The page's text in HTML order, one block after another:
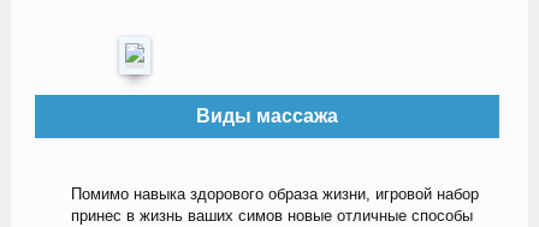
Виды массажа
Помимо навыка здорового образа жизни, игровой набор
принес в жизнь ваших симов новые отличные способы